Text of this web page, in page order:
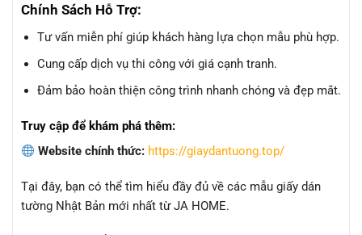
Chính Sách Hỗ Trợ:
Tư vấn miễn phí giúp khách hàng lựa chọn mẫu phù hợp.
Cung cấp dịch vụ thi công với giá cạnh tranh.
Đảm bảo hoàn thiện công trình nhanh chóng và đẹp mắt.
Truy cập để khám phá thêm:
Website chính thức: https://giaydantuong.top/
Tại đây, bạn có thể tìm hiểu đầy đủ về các mẫu giấy dán
tường Nhật Bản mới nhất từ JA HOME.